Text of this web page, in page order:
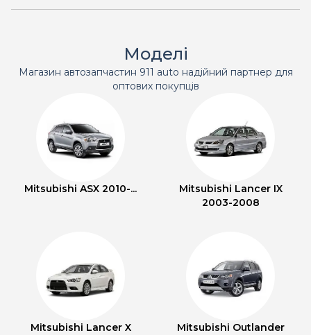
Моделі
Магазин автозапчастин 911 auto надійний партнер для
оптових покупців
Mitsubishi ASX 2010-...
Mitsubishi Lancer IX
2003-2008
Mitsubishi Lancer X
Mitsubishi Outlander